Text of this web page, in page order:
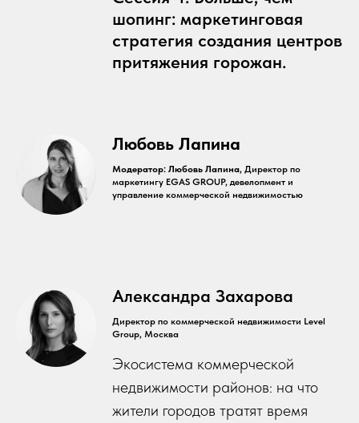
шопинг: маркетинговая
стратегия создания центров
притяжения горожан.
Любовь Лапина
Модератор: Любовь Лапина, Директор по
маркетингу EGAS GROUP, девелопмент и
управление коммерческой недвижимостью
Александра Захарова
Директор по коммерческой недвижимости Level
Group, Москва
Экосистема коммерческой
недвижимости районов: на что
жители городов тратят время